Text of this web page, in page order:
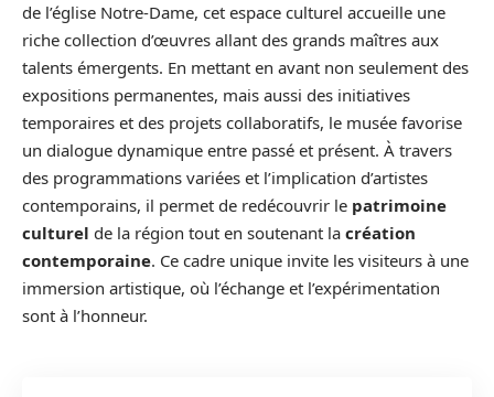
de l’église Notre-Dame, cet espace culturel accueille une
riche collection d’œuvres allant des grands maîtres aux
talents émergents. En mettant en avant non seulement des
expositions permanentes, mais aussi des initiatives
temporaires et des projets collaboratifs, le musée favorise
un dialogue dynamique entre passé et présent. À travers
des programmations variées et l’implication d’artistes
contemporains, il permet de redécouvrir le patrimoine
culturel de la région tout en soutenant la création
contemporaine. Ce cadre unique invite les visiteurs à une
immersion artistique, où l’échange et l’expérimentation
sont à l’honneur.